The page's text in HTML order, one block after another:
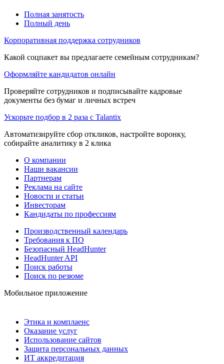
Полная занятость
Полный день
Корпоративная поддержка сотрудников
Какой соцпакет вы предлагаете семейным сотрудникам?
Оформляйте кандидатов онлайн
Проверяйте сотрудников и подписывайте кадровые
документы без бумаг и личных встреч
Ускорьте подбор в 2 раза с Talantix
Автоматизируйте сбор откликов, настройте воронку,
собирайте аналитику в 2 клика
О компании
Наши вакансии
Партнерам
Реклама на сайте
Новости и статьи
Инвесторам
Кандидаты по профессиям
Производственный календарь
Требования к ПО
Безопасный HeadHunter
HeadHunter API
Поиск работы
Поиск по резюме
Мобильное приложение
Этика и комплаенс
Оказание услуг
Использование сайтов
Защита персональных данных
ИТ аккредитация